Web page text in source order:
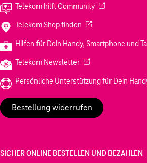
Telekom hilft Community(Wird in einem
Telekom Shop finden (Wird in einem
Hilfen für Dein Handy, Smartphone und
Telekom Newsletter(Wird in einem neuen
Persönliche Unterstützung für Dein
Bestellung widerrufen
SICHER ONLINE BESTELLEN UND BEZAHLEN